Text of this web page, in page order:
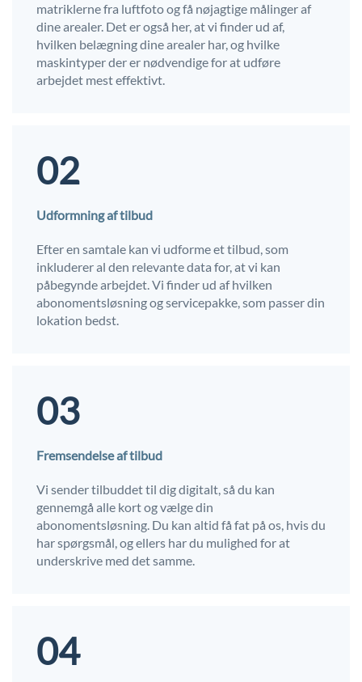
matriklerne fra luftfoto og få nøjagtige målinger af
dine arealer. Det er også her, at vi finder ud af,
hvilken belægning dine arealer har, og hvilke
maskintyper der er nødvendige for at udføre
arbejdet mest effektivt.
02
Udformning af tilbud
Efter en samtale kan vi udforme et tilbud, som
inkluderer al den relevante data for, at vi kan
påbegynde arbejdet. Vi finder ud af hvilken
abonomentsløsning og servicepakke, som passer din
lokation bedst.
03
Fremsendelse af tilbud
Vi sender tilbuddet til dig digitalt, så du kan
gennemgå alle kort og vælge din
abonomentsløsning. Du kan altid få fat på os, hvis du
har spørgsmål, og ellers har du mulighed for at
underskrive med det samme.
04